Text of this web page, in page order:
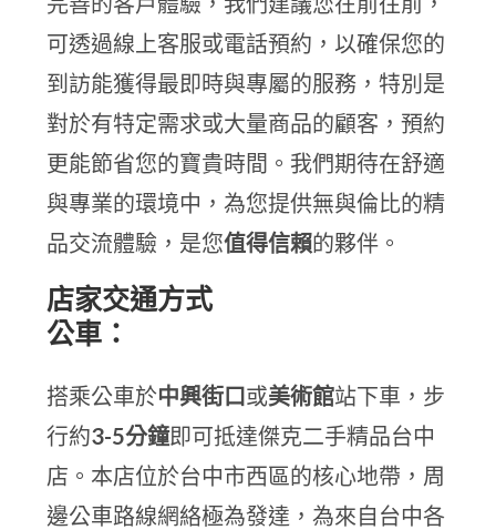
可透過線上客服或電話預約，以確保您的
到訪能獲得最即時與專屬的服務，特別是
對於有特定需求或大量商品的顧客，預約
更能節省您的寶貴時間。我們期待在舒適
與專業的環境中，為您提供無與倫比的精
品交流體驗，是您值得信賴的夥伴。
店家交通方式
公車：
搭乘公車於中興街口或美術館站下車，步
行約3-5分鐘即可抵達傑克二手精品台中
店。本店位於台中市西區的核心地帶，周
邊公車路線網絡極為發達，為來自台中各